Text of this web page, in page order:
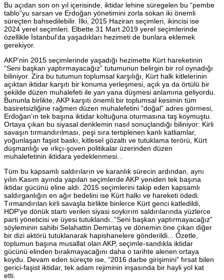
Bu açıdan son on yıl içerisinde, iktidar lehine süregelen bu “pembe
tablo”yu sarsan ve Erdoğan yönetimini zorla sokan iki önemli
süreçten bahsedilebilir. İlki, 2015 Haziran seçimleri, ikincisi ise
2024 yerel seçimleri. Elbette 31 Mart 2019 yerel seçimlerinde
özellikle İstanbul’da yaşadıkları hezimeti de bunlara eklemek
gerekiyor.
AKP’nin 2015 seçimlerinde yaşadığı hezimette Kürt hareketinin
“Seni başkan yaptırmayacağız” tutumunun belirgin bir rol oynadığı
biliniyor. Zira bu tutumun toplumsal karşılığı, Kürt halk kitlelerinin
açıktan iktidar karşıtı bir konuma yerleşmesi, açık ya da örtülü bir
şekilde düzen muhalefeti ile yan yana düşmesi anlamına geliyordu.
Bununla birlikte, AKP karşıtı önemli bir toplumsal kesimin tüm
basiretsizliğine rağmen düzen muhalefetini “doğal” adres görmesi,
Erdoğan’ın tek başına iktidar koltuğuna oturmasına taş koymuştu.
Ortaya çıkan bu siyasal denklemin nasıl sonuçlandığı biliniyor: Kirli
savaşın tırmandırılması, peşi sıra tertiplenen kanlı katliamlar,
yoğunlaşan faşist baskı, kitlesel gözaltı ve tutuklama terörü, Kürt
düşmanlığı ve ırkçı-şoven politikalar üzerinden düzen
muhalefetinin iktidara yedeklenmesi...
Tüm bu kapsamlı saldırıların ve karanlık sürecin ardından, aynı
yılın Kasım ayında yapılan seçimlerde AKP yeniden tek başına
iktidar gücünü eline aldı. 2015 seçimlerini takip eden kapsamlı
saldırganlığın en ağır bedelini ise Kürt halkı ve hareketi ödedi.
Tırmandırılan kirli savaşla birlikte binlerce Kürt genci katledildi,
HDP’ye dönük startı verilen siyasi soykırım saldırılarında yüzlerce
parti yöneticisi ve üyesi tutuklandı. “Seni başkan yaptırmayacağız”
söyleminin sahibi Selahattin Demirtaş ve dönemin öne çıkan diğer
bir dizi aktörü tutuklanarak hapishanelere gönderildi... Özetle,
toplumun başına musallat olan AKP, seçimle-sandıkla iktidar
gücünü elinden bırakmayacağını daha o tarihte alenen ortaya
koydu. Devam eden süreçte ise, “2016 darbe girişimini” fırsat bilen
gerici-faşist iktidar, tek adam rejiminin inşasında bir hayli yol kat
etti.